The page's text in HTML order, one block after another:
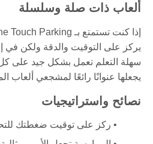
ألعاب ذات صلة وسلسلة
إذا كنت تستمتع بـ One Touch Parking، يجب عليك بالتأكيد تجربة
سهلة التعلم تعمل بشكل جيد على كل
يجعلها عنوانًا رائعًا لمشجعي ألعاب
نصائح واستراتيجيات
ركز على توقيت ضغطتك